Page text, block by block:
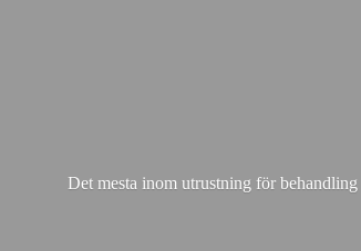
Det mesta inom utrustning för